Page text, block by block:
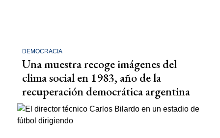
DEMOCRACIA
Una muestra recoge imágenes del
clima social en 1983, año de la
recuperación democrática argentina